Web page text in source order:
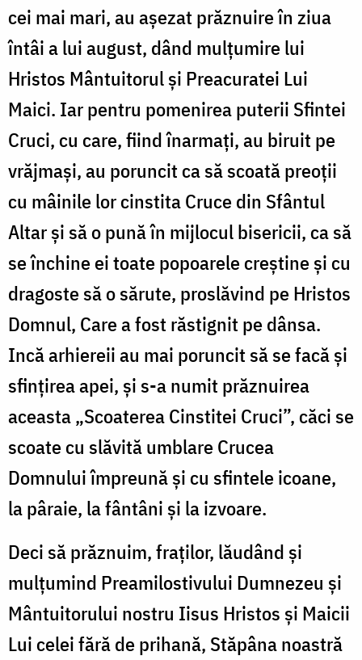
cei mai mari, au așezat prăznuire în ziua
întâi a lui august, dând mulțumire lui
Hristos Mântuitorul și Preacuratei Lui
Maici. Iar pentru pomenirea puterii Sfintei
Cruci, cu care, fiind înarmați, au biruit pe
vrăjmași, au poruncit ca să scoată preoții
cu mâinile lor cinstita Cruce din Sfântul
Altar și să o pună în mijlocul bisericii, ca să
se închine ei toate popoarele creștine și cu
dragoste să o sărute, proslăvind pe Hristos
Domnul, Care a fost răstignit pe dânsa.
Incă arhiereii au mai poruncit să se facă și
sfințirea apei, și s-a numit prăznuirea
aceasta „Scoaterea Cinstitei Cruci”, căci se
scoate cu slăvită umblare Crucea
Domnului împreună și cu sfintele icoane,
la pâraie, la fântâni și la izvoare.
Deci să prăznuim, fraților, lăudând și
mulțumind Preamilostivului Dumnezeu și
Mântuitorului nostru Iisus Hristos și Maicii
Lui celei fără de prihană, Stăpâna noastră